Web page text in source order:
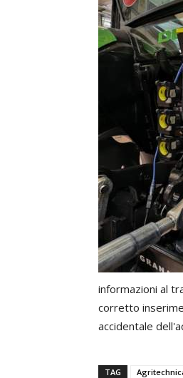
informazioni al
corretto
accidentale
TAG